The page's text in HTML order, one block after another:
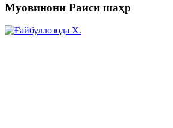
Муовинони Раиси шаҳр